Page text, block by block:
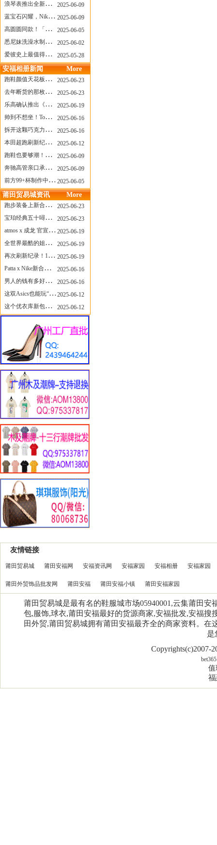
浪琴表推出全新先行者系列祖鲁时间1925腕表
2025-06-09
蓝宝石闪耀，Nike Air Max DN8 华丽变身
2025-06-09
高圆圆同款！「赤足New Balance」新联名曝光，铺货了
2025-06-05
悉尼妹洗澡水制成肥皂开启售卖！男粉：这肥皂能吃吗？
2025-06-02
爱彼史上最值得看的大展！揭秘150年传奇制表背后
2025-05-28
安福相册新闻 More
跑鞋颜值天花板？日常也能帅一脸
2025-06-23
去年断货的那枚表， CASIO指环表又要发售了
2025-06-23
乐高确认推出《哥斯拉》积木，这设计也太酷了！
2025-06-19
帅到不想坐！Tom Sachs x Helinox 这把露营椅太炸了
2025-06-16
拆开这颗巧克力，居然是皮卡丘？
2025-06-16
本田超跑刷新纪录了！700万元成交价
2025-06-12
跑鞋也要够潮！昂跑 x Slam Jam 联名即将发售
2025-06-09
奔驰高管亲口承认：电动G级，完全失败了！
2025-06-09
前方99+杯制作中！「爷爷不泡茶」苹果狗、桃桃喵，今夏顶流潮饮！
2025-06-05
莆田贸易城资讯 More
跑步装备上新合集，最近有什么可以关注的呢？
2025-06-23
宝珀经典五十噚家族再添新员 适配所有腕围的38mm小表径腕表亮相
2025-06-23
atmos x 成龙 官宣，《警察故事》联名短袖公布！
2025-06-19
全世界最酷的姐姐，和Nike联名的鞋要来了！
2025-06-19
再次刷新纪录！14只 LABUBU 共拍出240万元
2025-06-19
Patta x Nike新合作提前泄露，这次的服饰周边也有亮点？
2025-06-16
男人的钱有多好赚？四个大学生创业卖短裤，年销8个亿！
2025-06-16
这双Asics也能玩“牛仔感”？TOGA联名即将登场！
2025-06-12
这个优衣库新包，能火起来吗？
2025-06-12
友情链接
莆田贸易城 莆田安福网 安福资讯网 安福家园 安福相册 安福家园
莆田外贸饰品批发网 莆田安福 莆田安福小镇 莆田安福家园
莆田贸易城是最有名的鞋服城市场05940001,云集莆田
包,服饰,球衣,莆田安福最好的货源商家,安福批发,安福
田外贸,莆田贸易城拥有莆田安福最齐全的商家资料。
是
Copyrights(c)2007-
bet365
值